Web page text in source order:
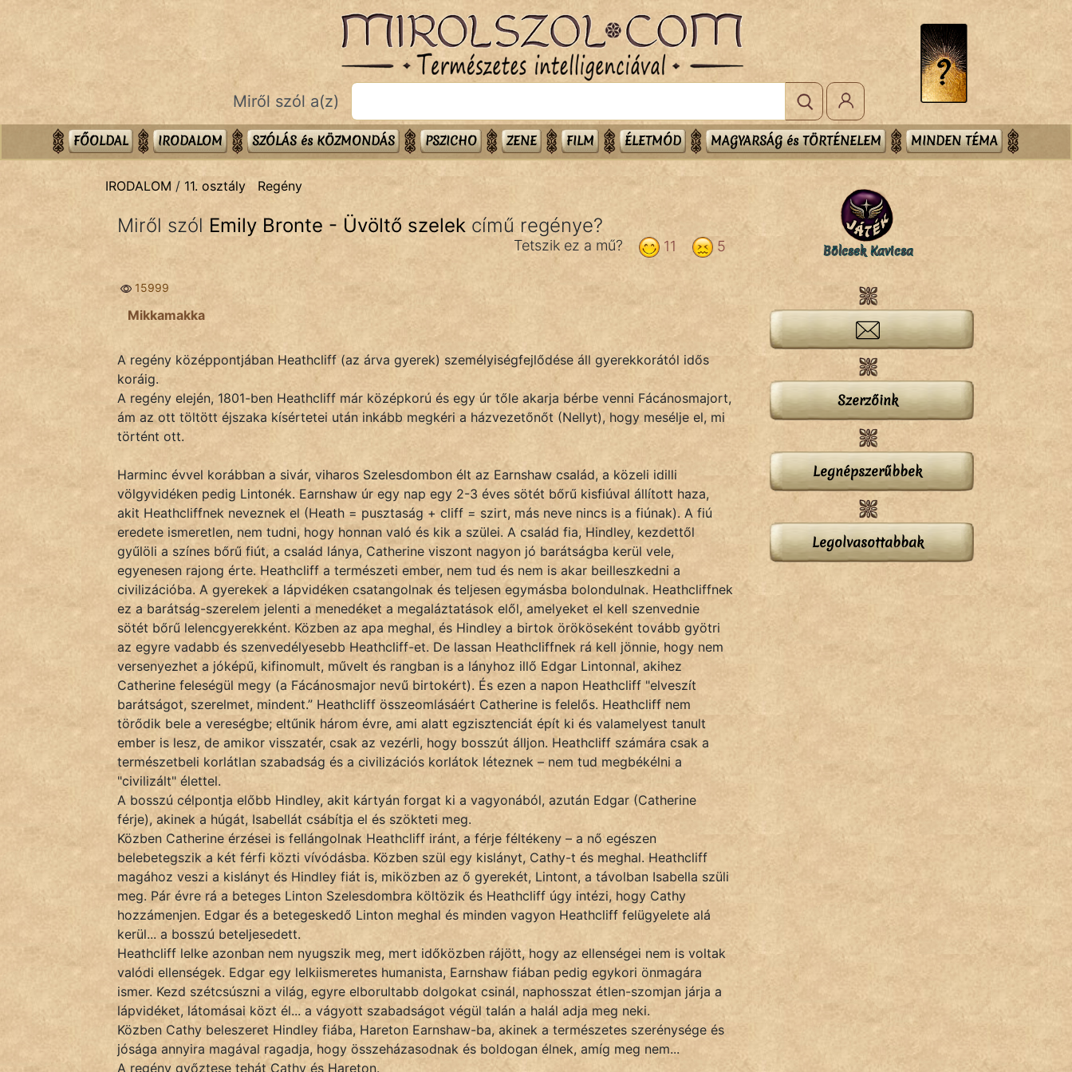
Dráma
Eposz
Kötelező
Monda
Regény
Vers
KÖZMONDÁS
TÖRTÉNELEM
Népszerű szerzőink:
Miről szól a(z)
FŐOLDAL IRODALOM SZÓLÁS és KÖZMONDÁS PSZICHO ZENE FILM ÉLETMÓD MAGYARSÁG és TÖRTÉNELEM MINDEN TÉMA
IRODALOM / 11. osztály Regény
Miről szól Emily Bronte - Üvöltő szelek című regénye?
5
11
Tetszik ez a mű?
15999
Mikkamakka
A regény középpontjában Heathcliff (az árva gyerek) személyiségfejlődése áll gyerekkorától idős
koráig.
A regény elején, 1801-ben Heathcliff már középkorú és egy úr tőle akarja bérbe venni Fácánosmajort,
ám az ott töltött éjszaka kísértetei után inkább megkéri a házvezetőnőt (Nellyt), hogy mesélje el, mi
történt ott.
Harminc évvel korábban a sivár, viharos Szelesdombon élt az Earnshaw család, a közeli idilli
völgyvidéken pedig Lintonék. Earnshaw úr egy nap egy 2-3 éves sötét bőrű kisfiúval állított haza,
akit Heathcliffnek neveznek el (Heath = pusztaság + cliff = szirt, más neve nincs is a fiúnak). A fiú
eredete ismeretlen, nem tudni, hogy honnan való és kik a szülei. A család fia, Hindley, kezdettől
gyűlöli a színes bőrű fiút, a család lánya, Catherine viszont nagyon jó barátságba kerül vele,
egyenesen rajong érte. Heathcliff a természeti ember, nem tud és nem is akar beilleszkedni a
civilizációba. A gyerekek a lápvidéken csatangolnak és teljesen egymásba bolondulnak. Heathcliffnek
ez a barátság-szerelem jelenti a menedéket a megaláztatások elől, amelyeket el kell szenvednie
sötét bőrű lelencgyerekként. Közben az apa meghal, és Hindley a birtok örököseként tovább gyötri
az egyre vadabb és szenvedélyesebb Heathcliff-et. De lassan Heathcliffnek rá kell jönnie, hogy nem
versenyezhet a jóképű, kifinomult, művelt és rangban is a lányhoz illő Edgar Lintonnal, akihez
Catherine feleségül megy (a Fácánosmajor nevű birtokért). És ezen a napon Heathcliff "elveszít
barátságot, szerelmet, mindent.” Heathcliff összeomlásáért Catherine is felelős. Heathcliff nem
törődik bele a vereségbe; eltűnik három évre, ami alatt egzisztenciát épít ki és valamelyest tanult
ember is lesz, de amikor visszatér, csak az vezérli, hogy bosszút álljon. Heathcliff számára csak a
természetbeli korlátlan szabadság és a civilizációs korlátok léteznek – nem tud megbékélni a
"civilizált" élettel.
A bosszú célpontja előbb Hindley, akit kártyán forgat ki a vagyonából, azután Edgar (Catherine
férje), akinek a húgát, Isabellát csábítja el és szökteti meg.
Közben Catherine érzései is fellángolnak Heathcliff iránt, a férje féltékeny – a nő egészen
belebetegszik a két férfi közti vívódásba. Közben szül egy kislányt, Cathy-t és meghal. Heathcliff
magához veszi a kislányt és Hindley fiát is, miközben az ő gyerekét, Lintont, a távolban Isabella szüli
meg. Pár évre rá a beteges Linton Szelesdombra költözik és Heathcliff úgy intézi, hogy Cathy
hozzámenjen. Edgar és a betegeskedő Linton meghal és minden vagyon Heathcliff felügyelete alá
kerül... a bosszú beteljesedett.
Heathcliff lelke azonban nem nyugszik meg, mert időközben rájött, hogy az ellenségei nem is voltak
valódi ellenségek. Edgar egy lelkiismeretes humanista, Earnshaw fiában pedig egykori önmagára
ismer. Kezd szétcsúszni a világ, egyre elborultabb dolgokat csinál, naphosszat étlen-szomjan járja a
lápvidéket, látomásai közt él... a vágyott szabadságot végül talán a halál adja meg neki.
Közben Cathy beleszeret Hindley fiába, Hareton Earnshaw-ba, akinek a természetes szerénysége és
jósága annyira magával ragadja, hogy összeházasodnak és boldogan élnek, amíg meg nem...
A regény győztese tehát Cathy és Hareton.
Bölcsek Kavicsa
Szerzőink
Legnépszerűbbek
Legolvasottabbak